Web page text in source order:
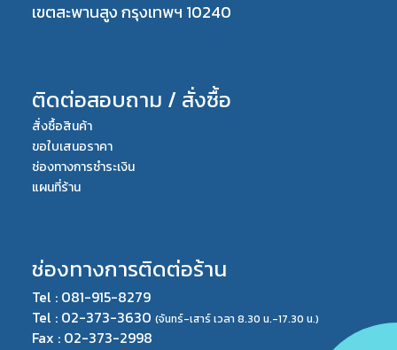
เขตสะพานสูง กรุงเทพฯ 10240
ติดต่อสอบถาม / สั่งซื้อ
สั่งซื้อสินค้า
ขอใบเสนอราคา
ช่องทางการชำระเงิน
แผนที่ร้าน
ช่องทางการติดต่อร้าน
Tel : 081-915-8279
Tel : 02-373-3630 (จันทร์-เสาร์ เวลา 8.30 น.-17.30 น.)
Fax : 02-373-2998